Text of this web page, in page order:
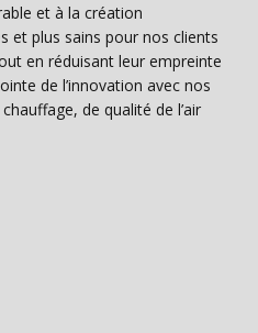
et à la création
et plus sains pour nos clients
en réduisant leur empreinte
de l’innovation avec nos
de qualité de l’air